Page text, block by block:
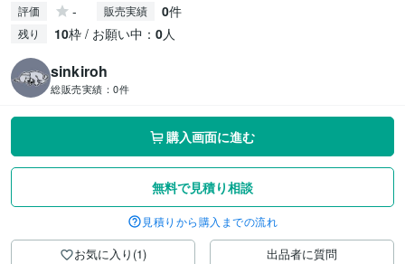
評価 - 販売実績 0件
残り 10枠 / お願い中： 0人
sinkiroh
総販売実績： 0件
購入画面に進む
無料で見積り相談
見積りから購入までの流れ
お気に入り(1) 出品者に質問